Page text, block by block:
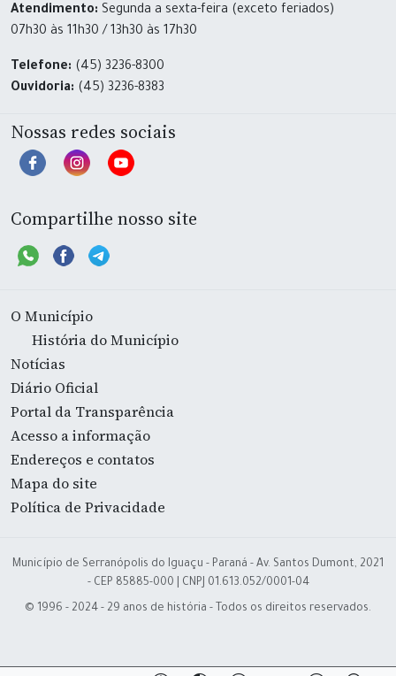
Atendimento: Segunda a sexta-feira (exceto feriados)
07h30 às 11h30 / 13h30 às 17h30
Telefone: (45) 3236-8300
Ouvidoria: (45) 3236-8383
Nossas redes sociais
Compartilhe nosso site
O Município
História do Município
Notícias
Diário Oficial
Portal da Transparência
Acesso a informação
Endereços e contatos
Mapa do site
Política de Privacidade
Município de Serranópolis do Iguaçu - Paraná - Av. Santos Dumont, 2021
- CEP 85885-000 | CNPJ 01.613.052/0001-04
© 1996 - 2024 - 29 anos de história - Todos os direitos reservados.